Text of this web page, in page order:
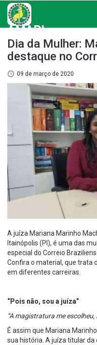
AMAPI
Dia da Mulher:
destaque no
09 de março de 2020
A juíza Mariana Marinho
Itainópolis (PI), é uma das
especial do Correio
Confira o material, que trata
em diferentes carreiras.
“Pois não, sou a juíza”
“A magistratura me escolheu,
É assim que Mariana
sua história. A juíza titular